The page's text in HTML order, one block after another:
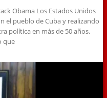
Obama Los Estados Unidos
el pueblo de Cuba y realizando
política en más de 50 años.
que